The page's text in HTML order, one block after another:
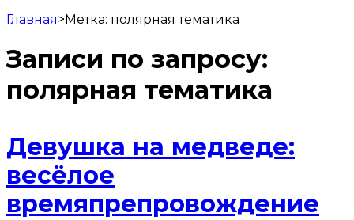
Главная>Метка: полярная тематика
Записи по запросу:
полярная тематика
Девушка на медведе:
весёлое
времяпрепровождение